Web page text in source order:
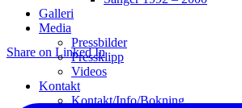
Share on Linked In
Galleri
Media
Pressbilder
Pressklipp
Videos
Kontakt
Kontakt/Info/Bokning